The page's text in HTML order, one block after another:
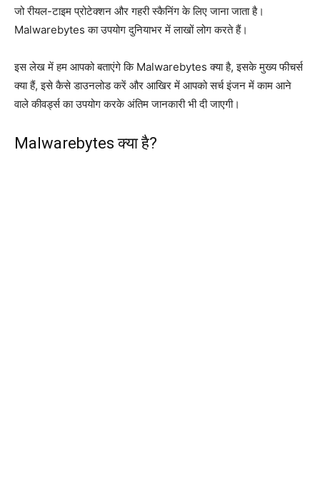
जो रीयल-टाइम प्रोटेक्शन और गहरी स्कैनिंग के लिए जाना जाता है।
Malwarebytes का उपयोग दुनियाभर में लाखों लोग करते हैं।
इस लेख में हम आपको बताएंगे कि Malwarebytes क्या है, इसके मुख्य फीचर्स
क्या हैं, इसे कैसे डाउनलोड करें और आखिर में आपको सर्च इंजन में काम आने
वाले कीवर्ड्स का उपयोग करके अंतिम जानकारी भी दी जाएगी।
Malwarebytes क्या है?